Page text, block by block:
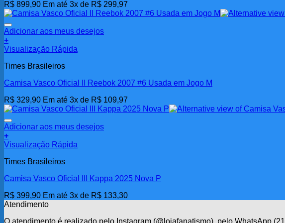
R$ 899,90 Em até 3x de R$ 299,97
Adicionar aos meus desejos
+
Visualização Rápida
Times Brasileiros
Camisa Vasco Oficial II Reebok 2007 #6 Usada em Jogo M
R$ 329,90 Em até 3x de R$ 109,97
Adicionar aos meus desejos
+
Visualização Rápida
Times Brasileiros
Camisa Vasco Oficial III Kappa 2025 Nova P
R$ 399,90 Em até 3x de R$ 133,30
Atendimento